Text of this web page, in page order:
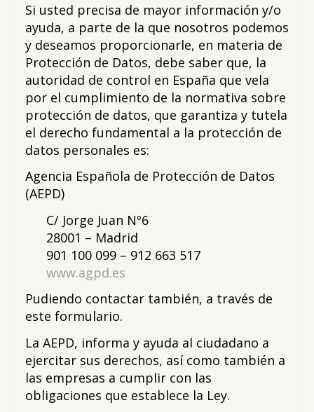
Si usted precisa de mayor información y/o
ayuda, a parte de la que nosotros podemos
y deseamos proporcionarle, en materia de
Protección de Datos, debe saber que, la
autoridad de control en España que vela
por el cumplimiento de la normativa sobre
protección de datos, que garantiza y tutela
el derecho fundamental a la protección de
datos personales es:
Agencia Española de Protección de Datos
(AEPD)
C/ Jorge Juan Nº6
28001 – Madrid
901 100 099 – 912 663 517
www.agpd.es
Pudiendo contactar también, a través de
este formulario.
La AEPD, informa y ayuda al ciudadano a
ejercitar sus derechos, así como también a
las empresas a cumplir con las
obligaciones que establece la Ley.